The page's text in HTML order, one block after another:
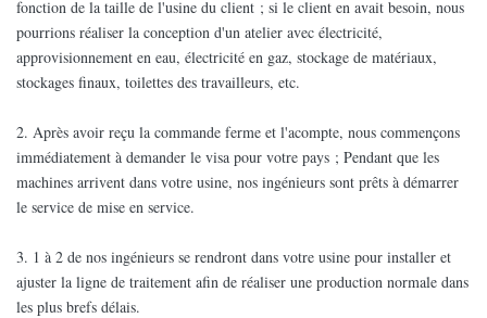
fonction de la taille de l'usine du client ; si le client en avait besoin, nous
pourrions réaliser la conception d'un atelier avec électricité,
approvisionnement en eau, électricité en gaz, stockage de matériaux,
stockages finaux, toilettes des travailleurs, etc.
2. Après avoir reçu la commande ferme et l'acompte, nous commençons
immédiatement à demander le visa pour votre pays ; Pendant que les
machines arrivent dans votre usine, nos ingénieurs sont prêts à démarrer
le service de mise en service.
3. 1 à 2 de nos ingénieurs se rendront dans votre usine pour installer et
ajuster la ligne de traitement afin de réaliser une production normale dans
les plus brefs délais.